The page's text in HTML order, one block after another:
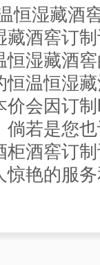
恒湿藏酒
藏酒窖订
恒湿藏酒
恒温恒湿
价会因订
倘若是您
柜酒窖订
惊艳的服